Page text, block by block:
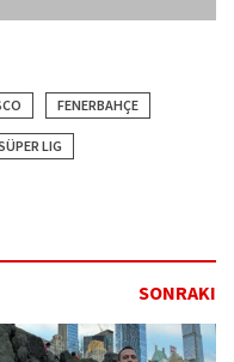
FENERBAHÇE
LIG
SONRAKI